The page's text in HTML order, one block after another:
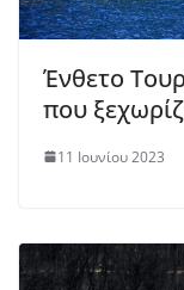
Ένθετο
που
11 Ιουνίου 2023